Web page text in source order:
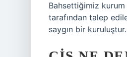
Bahsettiğimiz kurum
tarafından talep
saygın bir